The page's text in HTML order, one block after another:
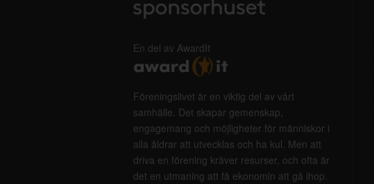
En del av AwardIt
Föreningslivet är en viktig del av vårt
samhälle. Det skapar gemenskap,
engagemang och möjligheter för människor i
alla åldrar att utvecklas och ha kul. Men att
driva en förening kräver resurser, och ofta är
det en utmaning att få ekonomin att gå ihop.